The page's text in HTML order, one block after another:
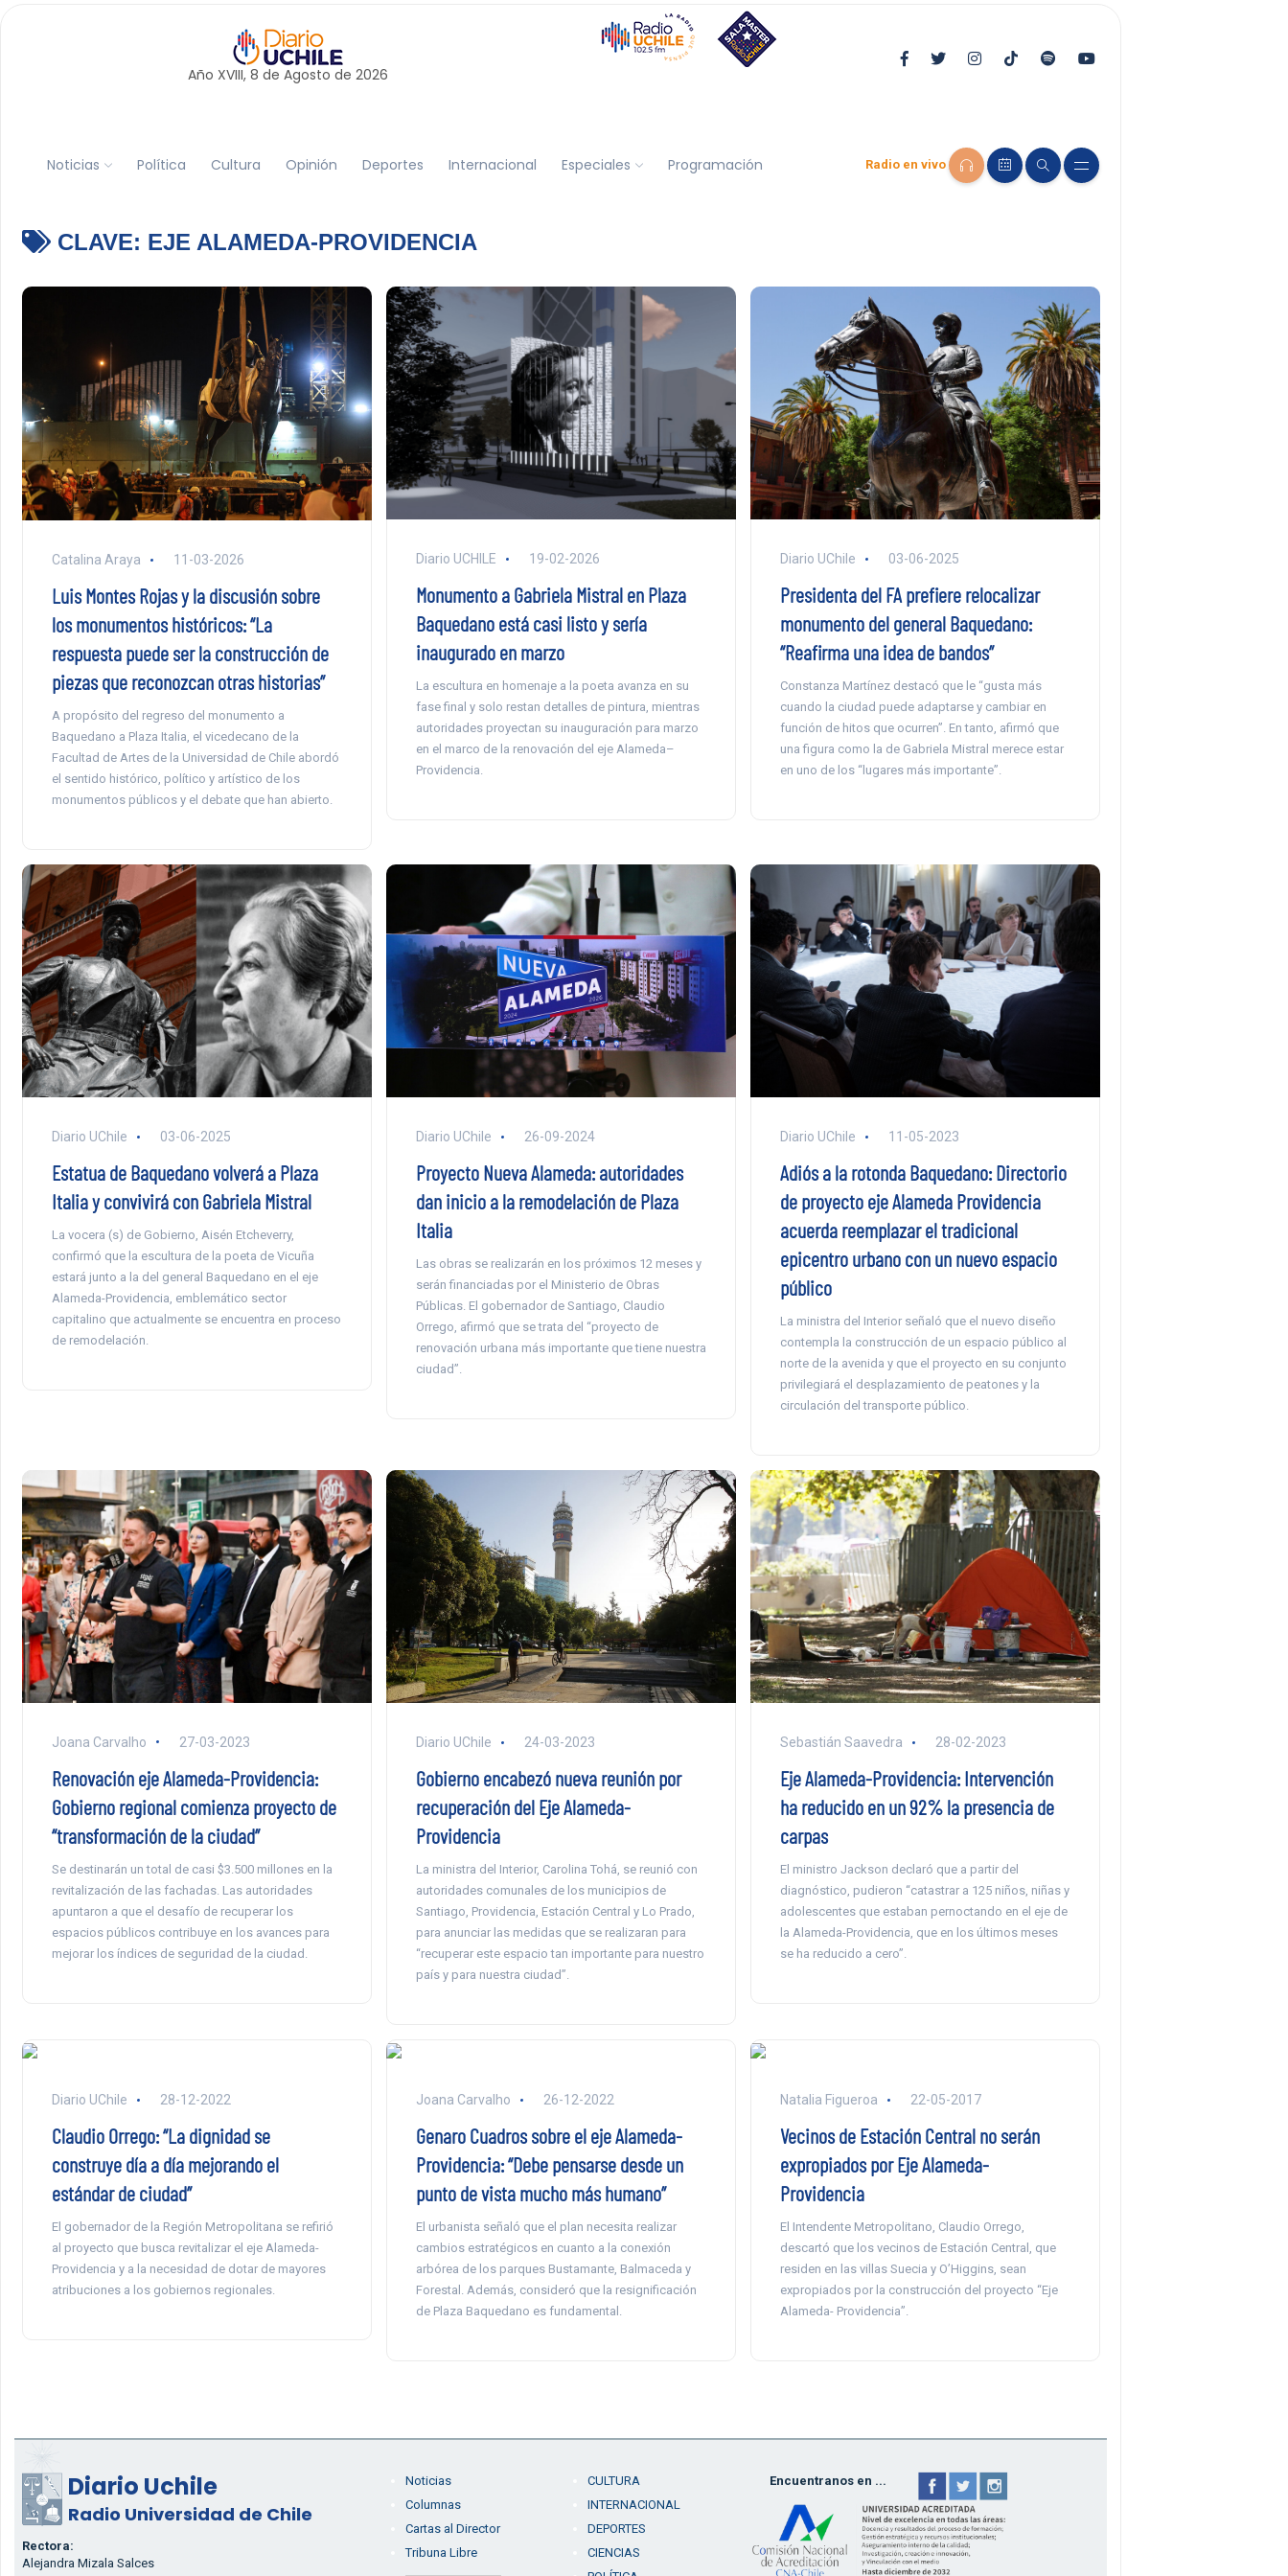
Año XVIII, 8 de Agosto de 2026
Noticias Política Cultura Opinión Deportes Internacional Especiales Programación Radio en vivo
CLAVE: EJE ALAMEDA-PROVIDENCIA
Catalina Araya 11-03-2026
Luis Montes Rojas y la discusión sobre
los monumentos históricos: “La
respuesta puede ser la construcción de
piezas que reconozcan otras historias”
A propósito del regreso del monumento a
Baquedano a Plaza Italia, el vicedecano de la
Facultad de Artes de la Universidad de Chile abordó
el sentido histórico, político y artístico de los
monumentos públicos y el debate que han abierto.
Diario UCHILE 19-02-2026
Monumento a Gabriela Mistral en Plaza
Baquedano está casi listo y sería
inaugurado en marzo
La escultura en homenaje a la poeta avanza en su
fase final y solo restan detalles de pintura, mientras
autoridades proyectan su inauguración para marzo
en el marco de la renovación del eje Alameda–
Providencia.
Diario UChile 03-06-2025
Presidenta del FA prefiere relocalizar
monumento del general Baquedano:
“Reafirma una idea de bandos”
Constanza Martínez destacó que le “gusta más
cuando la ciudad puede adaptarse y cambiar en
función de hitos que ocurren”. En tanto, afirmó que
una figura como la de Gabriela Mistral merece estar
en uno de los “lugares más importante”.
Diario UChile 03-06-2025
Estatua de Baquedano volverá a Plaza
Italia y convivirá con Gabriela Mistral
La vocera (s) de Gobierno, Aisén Etcheverry,
confirmó que la escultura de la poeta de Vicuña
estará junto a la del general Baquedano en el eje
Alameda-Providencia, emblemático sector
capitalino que actualmente se encuentra en proceso
de remodelación.
Diario UChile 26-09-2024
Proyecto Nueva Alameda: autoridades
dan inicio a la remodelación de Plaza
Italia
Las obras se realizarán en los próximos 12 meses y
serán financiadas por el Ministerio de Obras
Públicas. El gobernador de Santiago, Claudio
Orrego, afirmó que se trata del “proyecto de
renovación urbana más importante que tiene nuestra
ciudad”.
Diario UChile 11-05-2023
Adiós a la rotonda Baquedano: Directorio
de proyecto eje Alameda Providencia
acuerda reemplazar el tradicional
epicentro urbano con un nuevo espacio
público
La ministra del Interior señaló que el nuevo diseño
contempla la construcción de un espacio público al
norte de la avenida y que el proyecto en su conjunto
privilegiará el desplazamiento de peatones y la
circulación del transporte público.
Joana Carvalho 27-03-2023
Renovación eje Alameda-Providencia:
Gobierno regional comienza proyecto de
“transformación de la ciudad”
Se destinarán un total de casi $3.500 millones en la
revitalización de las fachadas. Las autoridades
apuntaron a que el desafío de recuperar los
espacios públicos contribuye en los avances para
mejorar los índices de seguridad de la ciudad.
Diario UChile 24-03-2023
Gobierno encabezó nueva reunión por
recuperación del Eje Alameda-
Providencia
La ministra del Interior, Carolina Tohá, se reunió con
autoridades comunales de los municipios de
Santiago, Providencia, Estación Central y Lo Prado,
para anunciar las medidas que se realizaran para
“recuperar este espacio tan importante para nuestro
país y para nuestra ciudad”.
Sebastián Saavedra 28-02-2023
Eje Alameda-Providencia: Intervención
ha reducido en un 92% la presencia de
carpas
El ministro Jackson declaró que a partir del
diagnóstico, pudieron “catastrar a 125 niños, niñas y
adolescentes que estaban pernoctando en el eje de
la Alameda-Providencia, que en los últimos meses
se ha reducido a cero”.
Diario UChile 28-12-2022
Claudio Orrego: “La dignidad se
construye día a día mejorando el
estándar de ciudad”
El gobernador de la Región Metropolitana se refirió
al proyecto que busca revitalizar el eje Alameda-
Providencia y a la necesidad de dotar de mayores
atribuciones a los gobiernos regionales.
Joana Carvalho 26-12-2022
Genaro Cuadros sobre el eje Alameda-
Providencia: “Debe pensarse desde un
punto de vista mucho más humano”
El urbanista señaló que el plan necesita realizar
cambios estratégicos en cuanto a la conexión
arbórea de los parques Bustamante, Balmaceda y
Forestal. Además, consideró que la resignificación
de Plaza Baquedano es fundamental.
Natalia Figueroa 22-05-2017
Vecinos de Estación Central no serán
expropiados por Eje Alameda-
Providencia
El Intendente Metropolitano, Claudio Orrego,
descartó que los vecinos de Estación Central, que
residen en las villas Suecia y O’Higgins, sean
expropiados por la construcción del proyecto “Eje
Alameda- Providencia”.
Diario Uchile
Radio Universidad de Chile
Rectora:
Alejandra Mizala Salces
Noticias
Columnas
Cartas al Director
Tribuna Libre
CULTURA
INTERNACIONAL
DEPORTES
CIENCIAS
Encuentranos en ...